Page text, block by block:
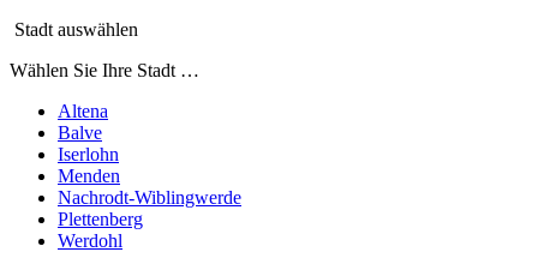
Stadt auswählen
Wählen Sie Ihre Stadt …
Altena
Balve
Iserlohn
Menden
Nachrodt-Wiblingwerde
Plettenberg
Werdohl